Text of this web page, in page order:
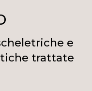
e
trattate